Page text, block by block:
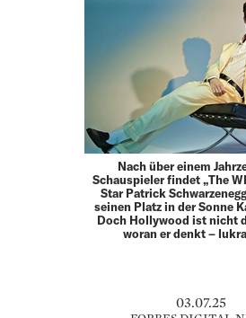
Nach über einem
Schauspieler findet „The
Star Patrick
seinen Platz in der Sonne
Doch Hollywood ist nicht
woran er denkt –
03.07.25